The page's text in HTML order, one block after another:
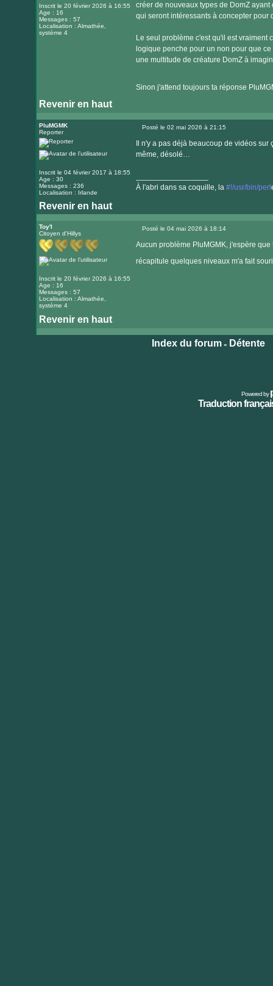
Inscrit le 20 février 2026 à 16:55
Age : 16
Messages : 57
Localisation : Almathée,
système 4
créer de nouveaux types de DomZ
qui seront intéressants à concepter pour
Le seul problème c'est qu'il est vraiment
logique penche pour un non pour que
une multitude de créature DomZ à
Sinon j'attend toujours ta réponse
Revenir en haut
PluMGMK
Reporter
Inscrit le 04 février 2017 à 18:55
Age : 30
Messages : 236
Localisation : Irlande
Posté le 02 mai 2026 à 21:15
Il n'y a pas déjà beaucoup de vidéos
même, désolé…
À l'abri dans sa coquille, la #!/usr/bin/perl
Revenir en haut
Visiter
le
internet
Toy'l
Citoyen d'Hillys
Inscrit le 20 février 2026 à 16:55
Age : 16
Messages : 57
Localisation : Almathée,
système 4
Posté le 04 mai 2026 à 18:14
Aucun problème PluMGMK, j'espère
récapitule quelques niveaux m'a fait
Revenir en haut
Index du forum» Détente
Powered by
Traduction